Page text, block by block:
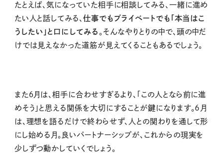
たとえば、気になっていた相手に相談してみる、一緒に進め
たい人と話してみる、 仕事でもプライベートでも「本当はこ
うしたい」と口にしてみる 。そんなやりとりの中で、頭の中だ
けでは見えなかった道筋が見えてくることもあるでしょう。
また６月は、相手に合わせすぎるより、「この人となら前に進
めそう」と思える関係を大切にすることが鍵になります。6月
は、理想を語るだけで終わらせず、人との関わりを通して形
にし始める月。良いパートナーシップが、これからの現実を
少しずつ動かしていくでしょう。